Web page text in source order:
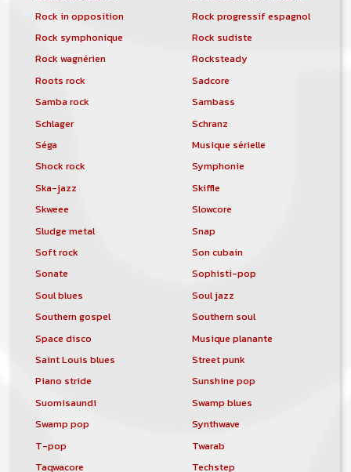
Rock in opposition
Rock progressif espagnol
Rock symphonique
Rock sudiste
Rock wagnérien
Rocksteady
Roots rock
Sadcore
Samba rock
Sambass
Schlager
Schranz
Séga
Musique sérielle
Shock rock
Symphonie
Ska-jazz
Skiffle
Skweee
Slowcore
Sludge metal
Snap
Soft rock
Son cubain
Sonate
Sophisti-pop
Soul blues
Soul jazz
Southern gospel
Southern soul
Space disco
Musique planante
Saint Louis blues
Street punk
Piano stride
Sunshine pop
Suomisaundi
Swamp blues
Swamp pop
Synthwave
T-pop
Twarab
Taqwacore
Techstep